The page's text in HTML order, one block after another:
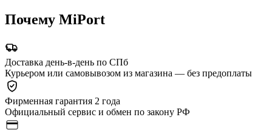
Почему MiPort
Доставка день-в-день по СПб
Курьером или самовывозом из магазина — без предоплаты
Фирменная гарантия 2 года
Официальный сервис и обмен по закону РФ